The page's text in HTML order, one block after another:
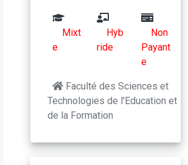
Mixt
e
Hyb
ride
Non
Payant
e
Faculté des Sciences et
Technologies de l'Education et
de la Formation